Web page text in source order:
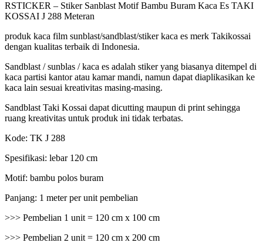
RSTICKER – Stiker Sanblast Motif Bambu Buram Kaca Es TAKI
KOSSAI J 288 Meteran
produk kaca film sunblast/sandblast/stiker kaca es merk Takikossai
dengan kualitas terbaik di Indonesia.
Sandblast / sunblas / kaca es adalah stiker yang biasanya ditempel di
kaca partisi kantor atau kamar mandi, namun dapat diaplikasikan ke
kaca lain sesuai kreativitas masing-masing.
Sandblast Taki Kossai dapat dicutting maupun di print sehingga
ruang kreativitas untuk produk ini tidak terbatas.
Kode: TK J 288
Spesifikasi: lebar 120 cm
Motif: bambu polos buram
Panjang: 1 meter per unit pembelian
>>> Pembelian 1 unit = 120 cm x 100 cm
>>> Pembelian 2 unit = 120 cm x 200 cm